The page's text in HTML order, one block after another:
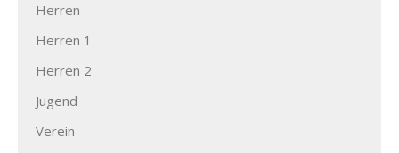
Herren
Herren 1
Herren 2
Jugend
Verein